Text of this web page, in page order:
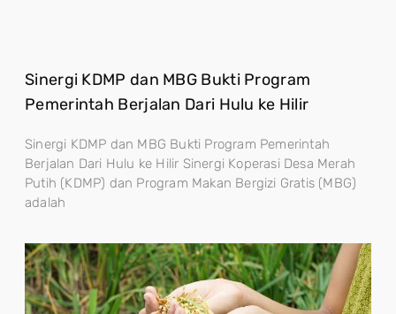
Sinergi KDMP dan MBG Bukti Program
Pemerintah Berjalan Dari Hulu ke Hilir
Sinergi KDMP dan MBG Bukti Program Pemerintah
Berjalan Dari Hulu ke Hilir Sinergi Koperasi Desa Merah
Putih (KDMP) dan Program Makan Bergizi Gratis (MBG)
adalah